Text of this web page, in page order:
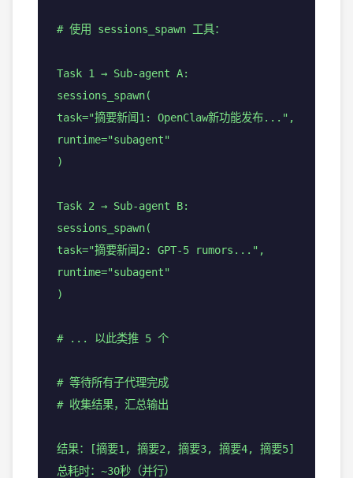
# 使用 sessions_spawn 工具：
Task 1 → Sub-agent A:
sessions_spawn(
task="摘要新闻1: OpenClaw新功能发布...",
runtime="subagent"
)
Task 2 → Sub-agent B:
sessions_spawn(
task="摘要新闻2: GPT-5 rumors...",
runtime="subagent"
)
# ... 以此类推 5 个
# 等待所有子代理完成
# 收集结果，汇总输出
结果：[摘要1, 摘要2, 摘要3, 摘要4, 摘要5]
总耗时：~30秒（并行）